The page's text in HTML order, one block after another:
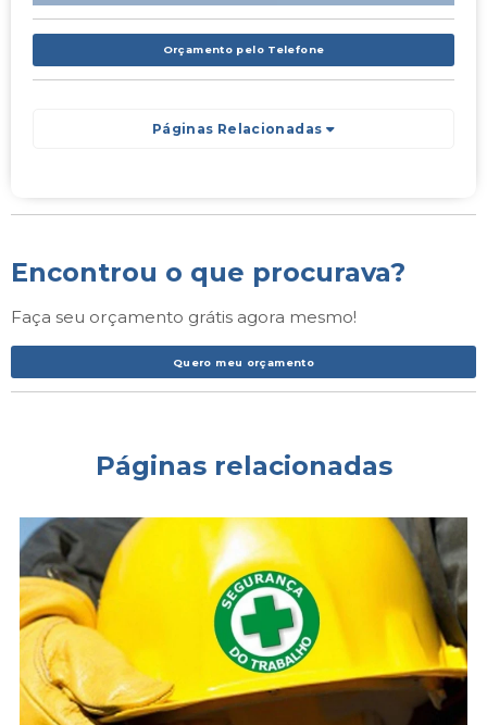
Orçamento pelo Telefone
Páginas Relacionadas
Encontrou o que procurava?
Faça seu orçamento grátis agora mesmo!
Quero meu orçamento
Páginas relacionadas